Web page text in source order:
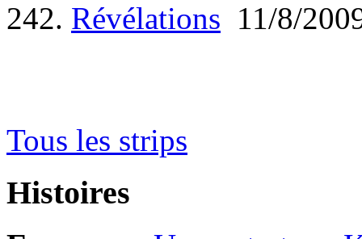
242. Révélations 11/8/
Tous les strips
Histoires